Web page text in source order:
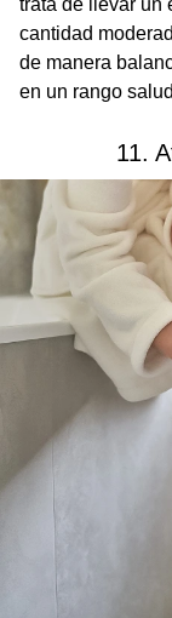
trata de llevar un
cantidad
de manera
en un rango
11.